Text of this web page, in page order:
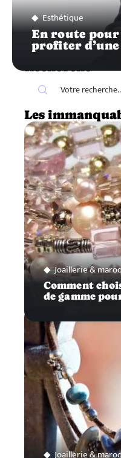
Esthétique
En route
profiter
Les
Joaillerie &
Comment
de gamme
Joaillerie &